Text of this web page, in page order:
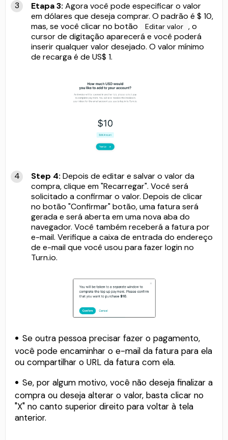
Etapa 3: Agora você pode especificar o valor
em dólares que deseja comprar. O padrão é $ 10,
mas, se você clicar no botão
Editar valor , o
cursor de digitação aparecerá e você poderá
inserir qualquer valor desejado. O valor mínimo
de recarga é de US$ 1.
Step 4: Depois de editar e salvar o valor da
compra, clique em "Recarregar". Você será
solicitado a confirmar o valor. Depois de clicar
no botão "Confirmar" botão, uma fatura será
gerada e será aberta em uma nova aba do
navegador. Você também receberá a fatura por
e-mail. Verifique a caixa de entrada do endereço
de e-mail que você usou para fazer login no
Turn.io.
Se outra pessoa precisar fazer o pagamento,
você pode encaminhar o e-mail da fatura para ela
ou compartilhar o URL da fatura com ela.
Se, por algum motivo, você não deseja finalizar a
compra ou deseja alterar o valor, basta clicar no
"X" no canto superior direito para voltar à tela
anterior.